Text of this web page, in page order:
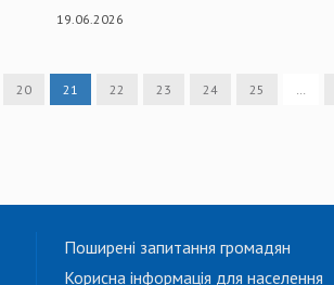
19.06.2026
20 21 22 23 24 25 …
Поширені запитання громадян
Корисна інформація для населення